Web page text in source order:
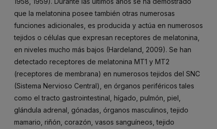
que la melatonina posee también otras numerosas
funciones adicionales, es producida y actúa en numerosos
tejidos o células que expresan receptores de melatonina,
en niveles mucho más bajos (Hardeland, 2009). Se han
detectado receptores de melatonina MT1 y MT2
(receptores de membrana) en numerosos tejidos del SNC
(Sistema Nervioso Central), en órganos periféricos tales
como el tracto gastrointestinal, hígado, pulmón, piel,
glándula adrenal, gónadas, órganos masculinos, tejido
mamario, riñón, corazón, vasos sanguíneos, tejido